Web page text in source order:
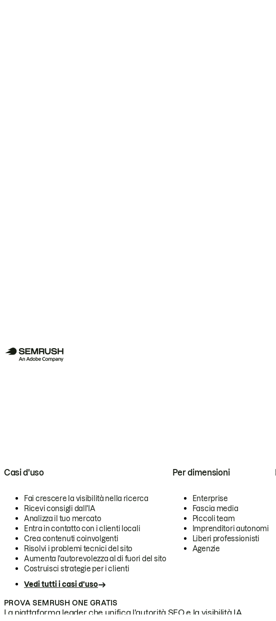
Casi d'uso
Fai crescere la visibilità nella ricerca
Ricevi consigli dall'IA
Analizza il tuo mercato
Entra in contatto con i clienti locali
Crea contenuti coinvolgenti
Risolvi i problemi tecnici del sito
Aumenta l'autorevolezza al di fuori del sito
Costruisci strategie per i clienti
Vedi tutti i casi d'uso
Per dimensioni
Enterprise
Fascia media
Piccoli team
Imprenditori autonomi
Liberi professionisti
Agenzie
PROVA SEMRUSH ONE GRATIS
La piattaforma leader che unifica l'autorità SEO e la visibilità IA.